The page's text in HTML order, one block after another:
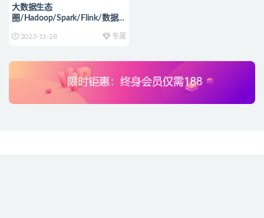
大数据生态
圈/Hadoop/Spark/Flink/数据
+资料(40G) 价值9800元
2023-11-28 专属